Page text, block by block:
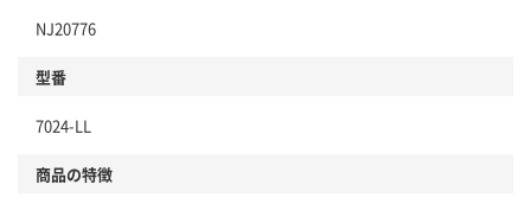
NJ20776
型番
7024-LL
商品の特徴